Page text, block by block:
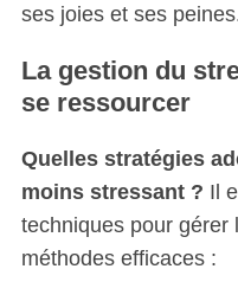
ses joies et ses
La gestion du
se ressourcer
Quelles stratégies
moins stressant ? Il
techniques pour gérer
méthodes efficaces :